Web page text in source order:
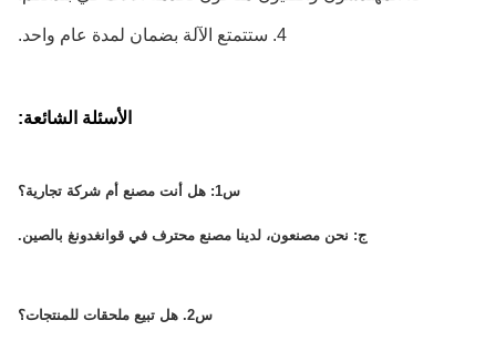
4. ستتمتع الآلة بضمان لمدة عام واحد.
الأسئلة الشائعة:
س1: هل أنت مصنع أم شركة تجارية؟
ج: نحن مصنعون، لدينا مصنع محترف في قوانغدونغ بالصين.
س2. هل تبيع ملحقات للمنتجات؟